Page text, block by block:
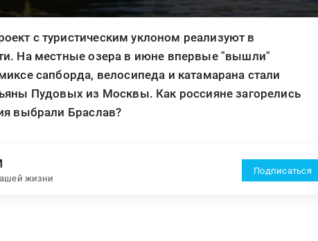
с туристическим уклоном реализуют в
На местные озера в июне впервые "вышли"
сапборда, велосипеда и катамарана стали
Пудовых из Москвы. Как россияне загорелись
выбрали Браслав?
жизни
Подписаться